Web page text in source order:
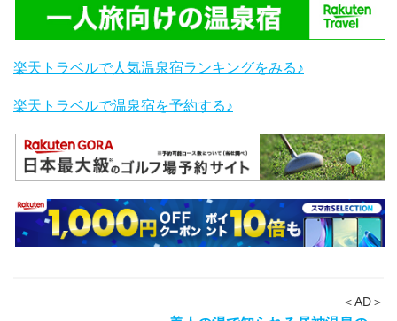
楽天トラベルで人気温泉宿ランキングをみる♪
楽天トラベルで温泉宿を予約する♪
＜AD＞